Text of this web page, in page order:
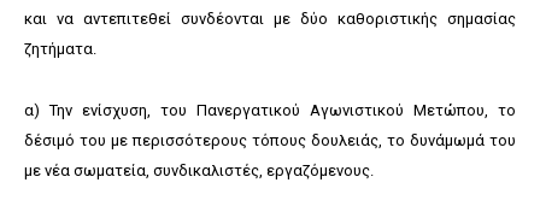
και να αντεπιτεθεί συνδέονται με δύο καθοριστικής σημασίας
ζητήματα.
α) Την ενίσχυση, του Πανεργατικού Αγωνιστικού Μετώπου, το
δέσιμό του με περισσότερους τόπους δουλειάς, το δυνάμωμά του
με νέα σωματεία, συνδικαλιστές, εργαζόμενους.